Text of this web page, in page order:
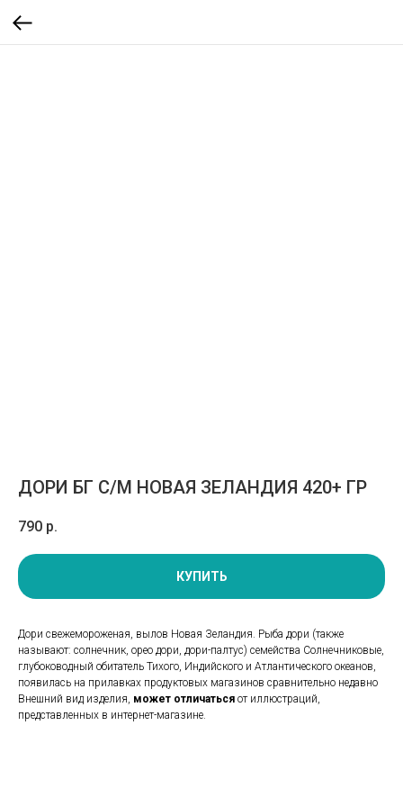
ДОРИ БГ С/М НОВАЯ ЗЕЛАНДИЯ 420+ ГР
790 р.
КУПИТЬ
Дори свежемороженая, вылов Новая Зеландия. Рыба дори (также
называют: солнечник, орео дори, дори-палтус) семейства Солнечниковые,
глубоководный обитатель Тихого, Индийского и Атлантического океанов,
появилась на прилавках продуктовых магазинов сравнительно недавно
Внешний вид изделия, может отличаться от иллюстраций,
представленных в интернет-магазине.